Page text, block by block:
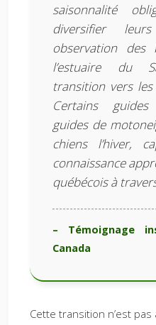
saisonnalité
diversifier
observation des
l’estuaire du
transition vers les
Certains
guides de
chiens l’hiver,
connaissance
québécois à
– Témoignage
Canada
Cette transition n’est